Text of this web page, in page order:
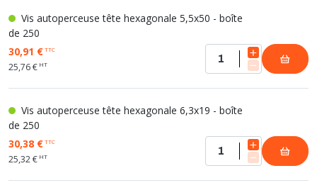
Vis autoperceuse tête hexagonale 5,5x50 - boîte
de 250
30,91 €TTC
25,76 € HT
Vis autoperceuse tête hexagonale 6,3x19 - boîte
de 250
30,38 €TTC
25,32 € HT